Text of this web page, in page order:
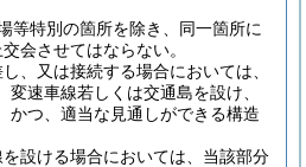
等特別の箇所を除き、同一箇所に
会させてはならない。
、又は接続する場合においては、
変速車線若しくは交通島を設け、
かつ、適当な見通しができる構造
設ける場合においては、当該部分